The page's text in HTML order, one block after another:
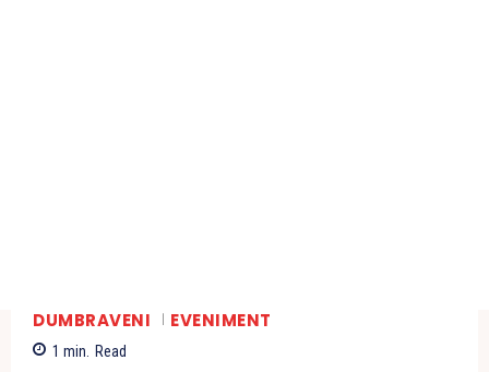
DUMBRAVENI EVENIMENT
1 min. Read